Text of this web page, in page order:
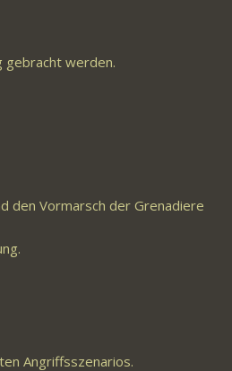
gebracht werden.
den Vormarsch der Grenadiere
Angriffsszenarios.